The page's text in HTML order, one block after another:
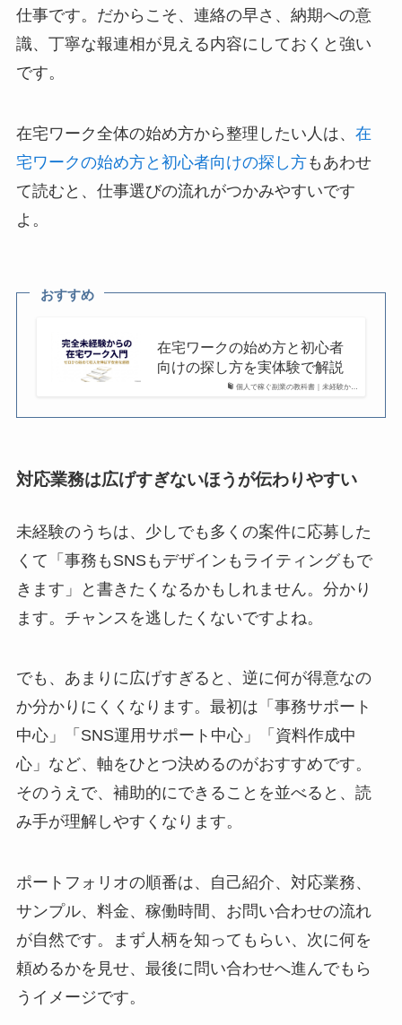
仕事です。だからこそ、連絡の早さ、納期への意
識、丁寧な報連相が見える内容にしておくと強い
です。
在宅ワーク全体の始め方から整理したい人は、 在
宅ワークの始め方と初心者向けの探し方もあわせ
て読むと、仕事選びの流れがつかみやすいです
よ。
おすすめ
個人で稼ぐ副業の教科書｜未経験か…
在宅ワークの始め方と初心者
向けの探し方を実体験で解説
対応業務は広げすぎないほうが伝わりやすい
未経験のうちは、少しでも多くの案件に応募した
くて「事務もSNSもデザインもライティングもで
きます」と書きたくなるかもしれません。分かり
ます。チャンスを逃したくないですよね。
でも、あまりに広げすぎると、逆に何が得意なの
か分かりにくくなります。最初は「事務サポート
中心」「SNS運用サポート中心」「資料作成中
心」など、軸をひとつ決めるのがおすすめです。
そのうえで、補助的にできることを並べると、読
み手が理解しやすくなります。
ポートフォリオの順番は、自己紹介、対応業務、
サンプル、料金、稼働時間、お問い合わせの流れ
が自然です。まず人柄を知ってもらい、次に何を
頼めるかを見せ、最後に問い合わせへ進んでもら
うイメージです。